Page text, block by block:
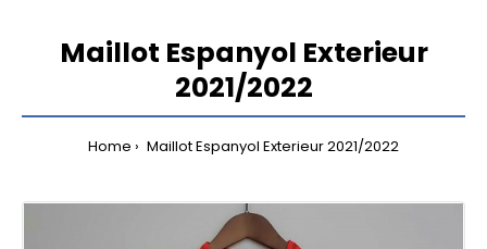
Maillot Espanyol Exterieur
2021/2022
Home Maillot Espanyol Exterieur 2021/2022